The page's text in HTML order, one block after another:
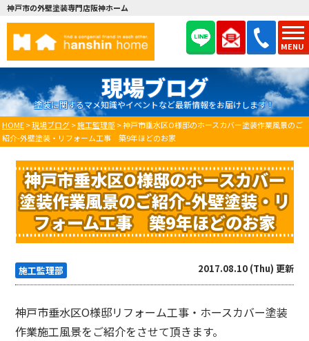
MENU
神戸市の外壁塗装専門店阪神ホーム
現場ブログ
塗装に関するマメ知識やイベントなど最新情報をお届けします！
HOME>現場ブログ>施工監理部 >神戸市垂水区O様邸のホースカバー塗装作業風景のご
紹介-外壁塗装・リフォーム工事 築9年ほどのお家
神戸市垂水区O様邸のホースカバー
塗装作業風景のご紹介-外壁塗装・リ
フォーム工事 築9年ほどのお家
施工監理部 2017.08.10 (Thu) 更新
神戸市垂水区O様邸リフォーム工事・ホースカバー塗装
作業施工風景をご紹介をさせて頂きます。